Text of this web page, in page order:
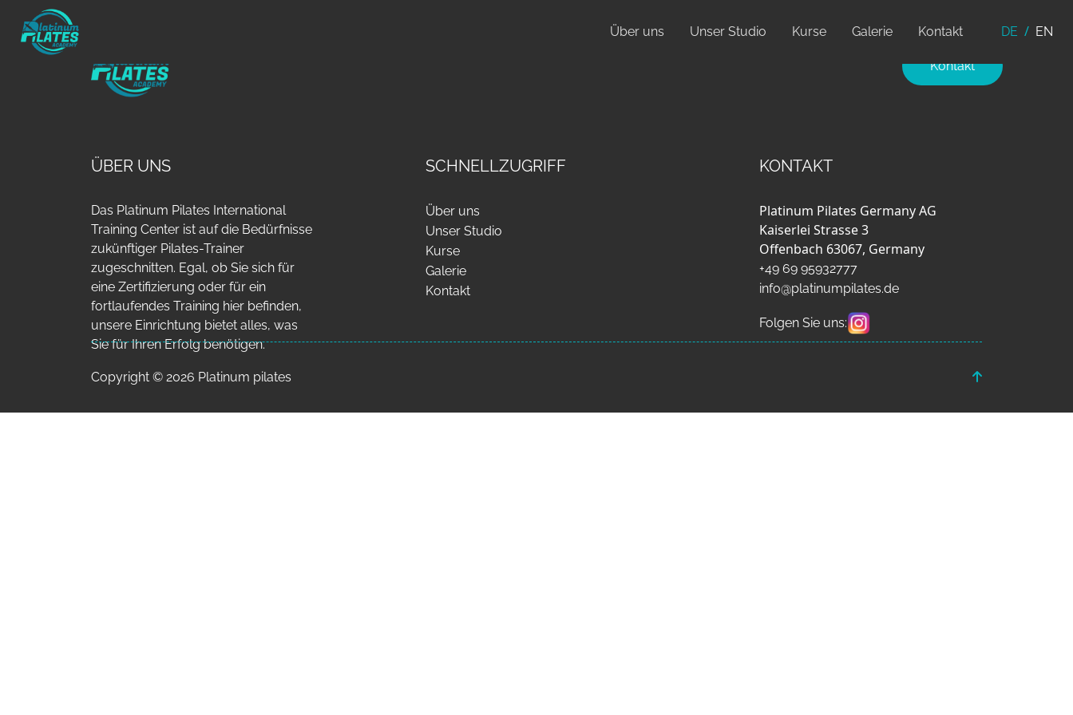
Über uns Unser Studio Kurse Galerie Kontakt DE EN
Kontakt
ÜBER UNS
Das Platinum Pilates International
Training Center ist auf die Bedürfnisse
zukünftiger Pilates-Trainer
zugeschnitten. Egal, ob Sie sich für
eine Zertifizierung oder für ein
fortlaufendes Training hier befinden,
unsere Einrichtung bietet alles, was
Sie für Ihren Erfolg benötigen.
SCHNELLZUGRIFF
Über uns
Unser Studio
Kurse
Galerie
Kontakt
KONTAKT
Platinum Pilates Germany AG
Kaiserlei Strasse 3
Offenbach 63067, Germany
+49 69 95932777
info@platinumpilates.de
Folgen Sie uns:
Copyright © 2026 Platinum pilates